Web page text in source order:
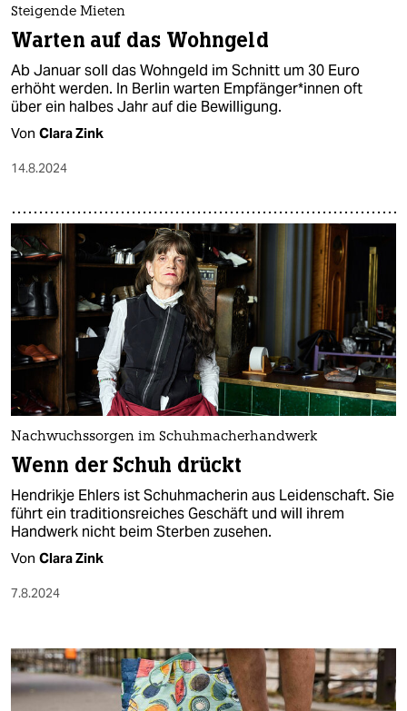
Steigende Mieten
Warten auf das Wohngeld
Ab Januar soll das Wohngeld im Schnitt um 30 Euro
erhöht werden. In Berlin warten Emp­fän­ge­r*in­nen oft
über ein halbes Jahr auf die Bewilligung.
Von Clara Zink
14.8.2024
Nachwuchssorgen im Schuhmacherhandwerk
Wenn der Schuh drückt
Hendrikje Ehlers ist Schuhmacherin aus Leidenschaft. Sie
führt ein traditionsreiches Geschäft und will ihrem
Handwerk nicht beim Sterben zusehen.
Von Clara Zink
7.8.2024